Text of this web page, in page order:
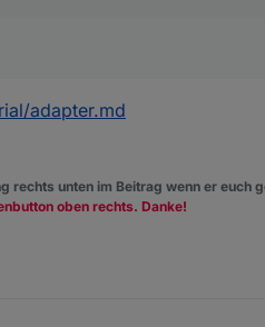
adapter.md
rechts unten im Beitrag wenn er euch
oben rechts. Danke!